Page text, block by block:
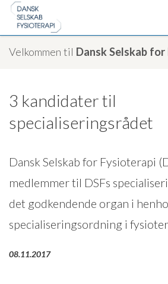
Velkommen til Dansk Selskab
3 kandidater til
specialiseringsrådet
Dansk Selskab for Fysioterapi
medlemmer til DSFs
det godkendende organ i
specialiseringsordning i
08.11.2017